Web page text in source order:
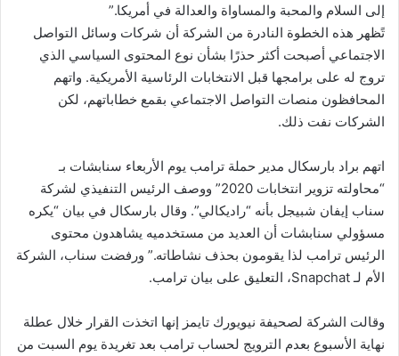
إلى السلام والمحبة والمساواة والعدالة في أمريكا.”
تًظهر هذه الخطوة النادرة من الشركة أن شركات وسائل التواصل
الاجتماعي أصبحت أكثر حذرًا بشأن نوع المحتوى السياسي الذي
تروج له على برامجها قبل الانتخابات الرئاسية الأمريكية. واتهم
المحافظون منصات التواصل الاجتماعي بقمع خطاباتهم، لكن
الشركات نفت ذلك.
اتهم براد بارسكال مدير حملة ترامب يوم الأربعاء سنابشات بـ
“محاولته تزوير انتخابات 2020” ووصف الرئيس التنفيذي لشركة
سناب إيفان شبيجل بأنه “راديكالي”. وقال بارسكال في بيان “يكره
مسؤولي سنابشات أن العديد من مستخدميه يشاهدون محتوى
الرئيس ترامب لذا يقومون بحذف نشاطاته.” ورفضت سناب، الشركة
الأم لـ Snapchat، التعليق على بيان ترامب.
وقالت الشركة لصحيفة نيويورك تايمز إنها اتخذت القرار خلال عطلة
نهاية الأسبوع بعدم الترويج لحساب ترامب بعد تغريدة يوم السبت من